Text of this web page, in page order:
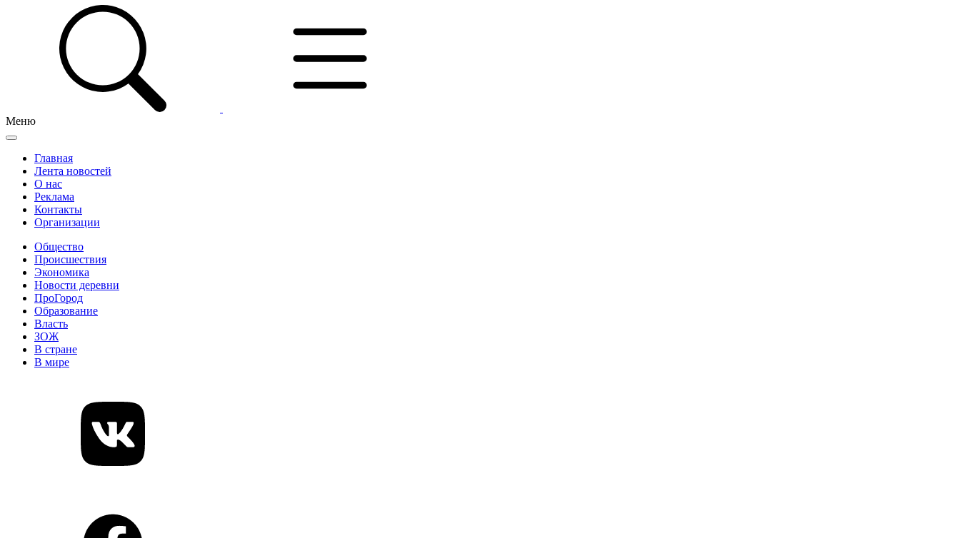
Меню
Главная
Лента новостей
О нас
Реклама
Контакты
Организации
Общество
Происшествия
Экономика
Новости деревни
ПроГород
Образование
Власть
ЗОЖ
В стране
В мире